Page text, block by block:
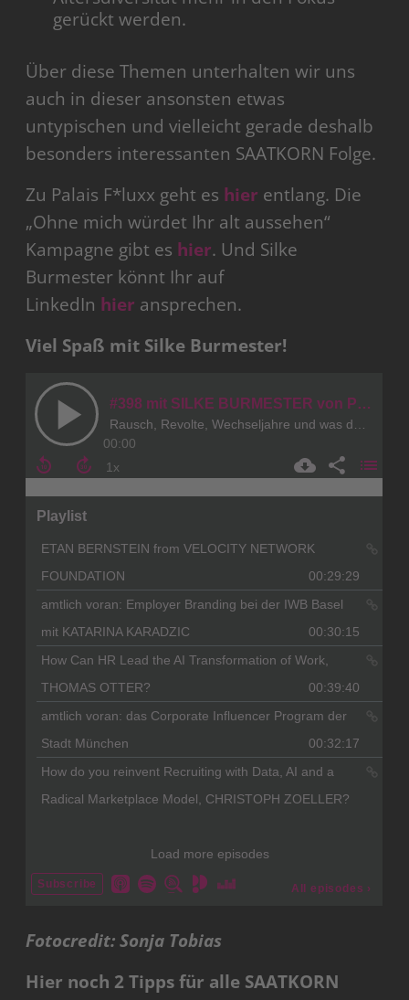
gerückt werden.
Über diese Themen unterhalten wir uns
auch in dieser ansonsten etwas
untypischen und vielleicht gerade deshalb
besonders interessanten SAATKORN Folge.
Zu Palais F*luxx geht es hier entlang. Die
„Ohne mich würdet Ihr alt aussehen“
Kampagne gibt es hier. Und Silke
Burmester könnt Ihr auf
LinkedIn hier ansprechen.
Viel Spaß mit Silke Burmester!
Fotocredit: Sonja Tobias
Hier noch 2 Tipps für alle SAATKORN